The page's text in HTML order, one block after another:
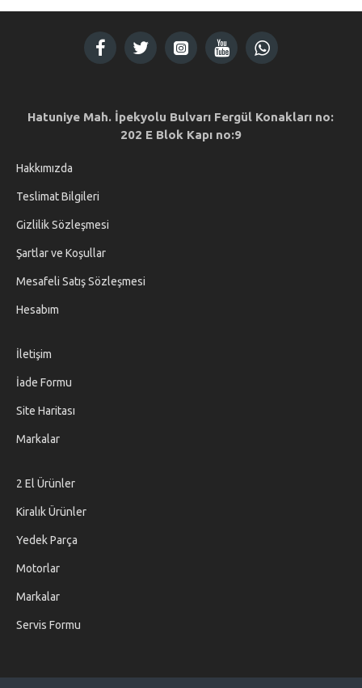
Hatuniye Mah. İpekyolu Bulvarı Fergül Konakları no:
202 E Blok Kapı no:9
Hakkımızda
Teslimat Bilgileri
Gizlilik Sözleşmesi
Şartlar ve Koşullar
Mesafeli Satış Sözleşmesi
Hesabım
İletişim
İade Formu
Site Haritası
Markalar
2 El Ürünler
Kiralık Ürünler
Yedek Parça
Motorlar
Markalar
Servis Formu